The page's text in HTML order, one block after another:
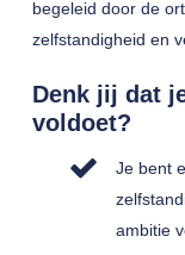
begeleid door de
zelfstandigheid en
Denk jij dat
voldoet?
Je bent
ambitie